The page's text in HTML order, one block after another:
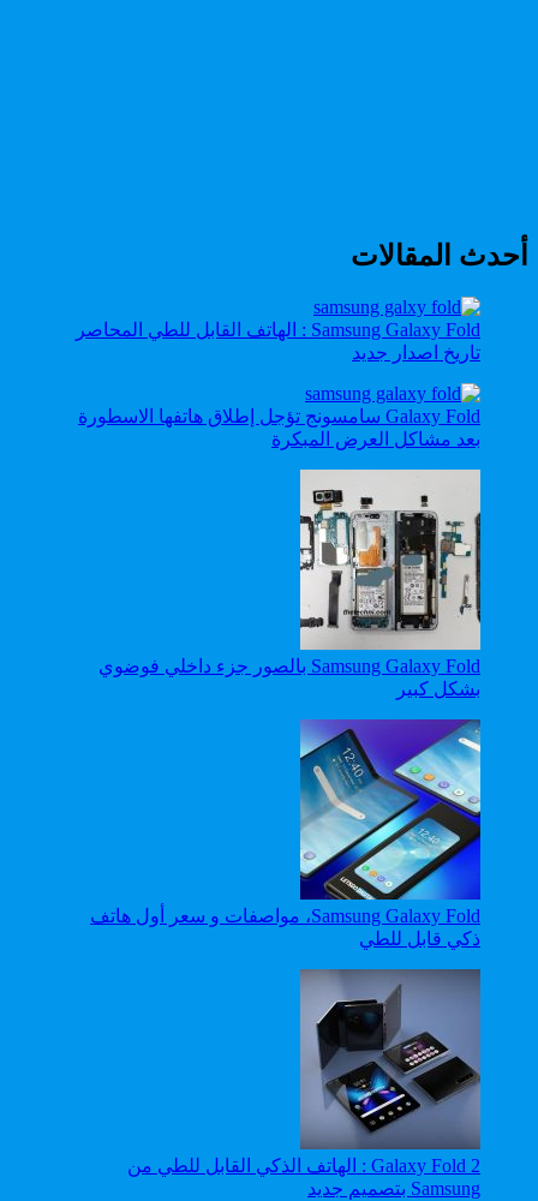
أحدث المقالات
Samsung Galaxy Fold : الهاتف القابل للطي المحاصر
تاريخ اصدار جديد
Galaxy Fold سامسونج تؤجل إطلاق هاتفها الاسطورة
بعد مشاكل العرض المبكرة
Samsung Galaxy Fold بالصور جزء داخلي فوضوي
بشكل كبير
Samsung Galaxy Fold، مواصفات و سعر أول هاتف
ذكي قابل للطي
Galaxy Fold 2 : الهاتف الذكي القابل للطي من
Samsung بتصميم جديد